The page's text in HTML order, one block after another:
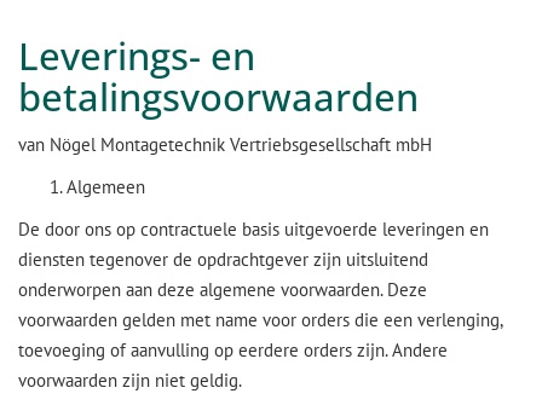
Leverings- en
betalingsvoorwaarden
van Nögel Montagetechnik Vertriebsgesellschaft mbH
Algemeen
De door ons op contractuele basis uitgevoerde leveringen en
diensten tegenover de opdrachtgever zijn uitsluitend
onderworpen aan deze algemene voorwaarden. Deze
voorwaarden gelden met name voor orders die een verlenging,
toevoeging of aanvulling op eerdere orders zijn. Andere
voorwaarden zijn niet geldig.